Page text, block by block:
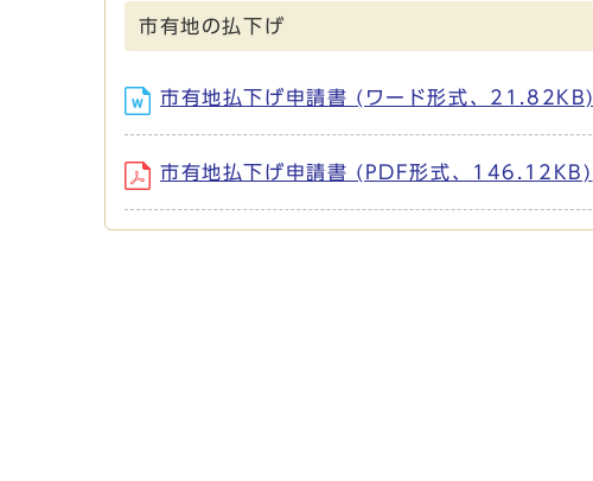
市有地の払下げ
市有地払下げ申請書 (ワード形式、21.82KB)
市有地払下げ申請書 (PDF形式、146.12KB)